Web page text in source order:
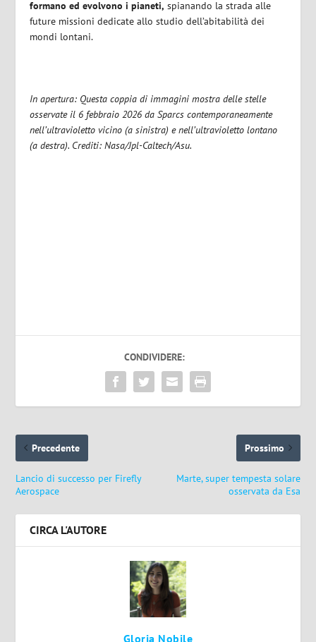
formano ed evolvono i pianeti, spianando la strada alle
future missioni dedicate allo studio dell’abitabilità dei
mondi lontani.
In apertura: Questa coppia di immagini mostra delle stelle
osservate il 6 febbraio 2026 da Sparcs contemporaneamente
nell’ultravioletto vicino (a sinistra) e nell’ultravioletto lontano
(a destra). Crediti: Nasa/Jpl-Caltech/Asu.
CONDIVIDERE:
Precedente
Lancio di successo per Firefly
Aerospace
Prossimo
Marte, super tempesta solare
osservata da Esa
CIRCA L'AUTORE
Gloria Nobile